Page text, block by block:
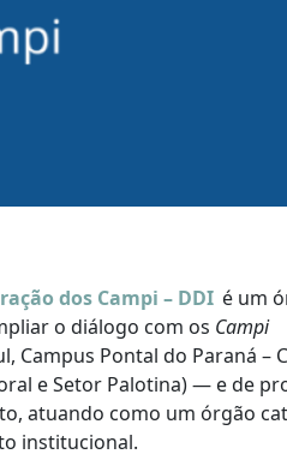
dos Campi – DDI é um
o diálogo com os Campi
Campus Pontal do Paraná –
e Setor Palotina) — e de
atuando como um órgão
institucional.